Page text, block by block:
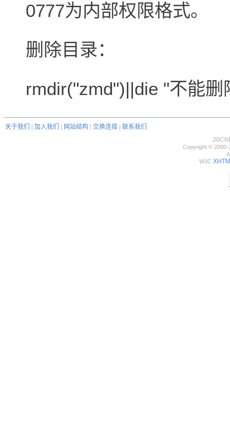
0777为内部权限格式。
删除目录：
rmdir("zmd")||die "不能删
关于我们 加入我们 网站结构 交换连接
联系我们
20CN
Copyright © 2000-
W3C